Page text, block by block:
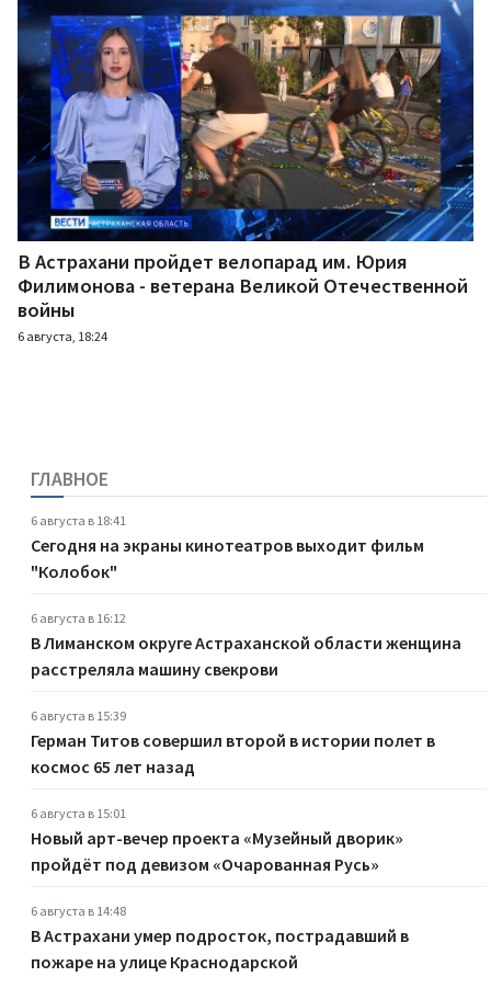
В Астрахани пройдет велопарад им. Юрия
Филимонова - ветерана Великой Отечественной
войны
6 августа, 18:24
ГЛАВНОЕ
6 августа в 18:41
Сегодня на экраны кинотеатров выходит фильм
"Колобок"
6 августа в 16:12
В Лиманском округе Астраханской области женщина
расстреляла машину свекрови
6 августа в 15:39
Герман Титов совершил второй в истории полет в
космос 65 лет назад
6 августа в 15:01
Новый арт-вечер проекта «Музейный дворик»
пройдёт под девизом «Очарованная Русь»
6 августа в 14:48
В Астрахани умер подросток, пострадавший в
пожаре на улице Краснодарской